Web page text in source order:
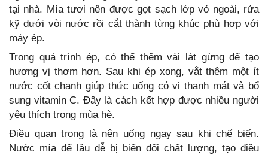
tại nhà. Mía tươi nên được gọt sạch lớp vỏ ngoài, rửa
kỹ dưới vòi nước rồi cắt thành từng khúc phù hợp với
máy ép.
Trong quá trình ép, có thể thêm vài lát gừng để tạo
hương vị thơm hơn. Sau khi ép xong, vắt thêm một ít
nước cốt chanh giúp thức uống có vị thanh mát và bổ
sung vitamin C. Đây là cách kết hợp được nhiều người
yêu thích trong mùa hè.
Điều quan trọng là nên uống ngay sau khi chế biến.
Nước mía để lâu dễ bị biến đổi chất lượng, tạo điều